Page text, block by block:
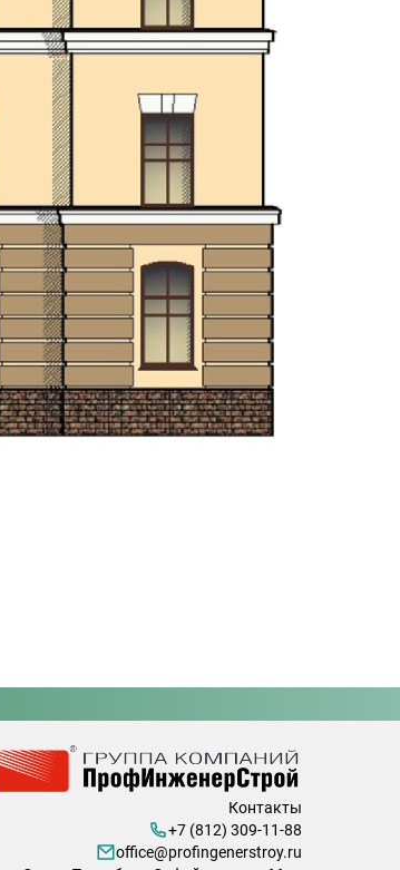
Контакты
+7 (812) 309-11-88
office@profingenerstroy.ru